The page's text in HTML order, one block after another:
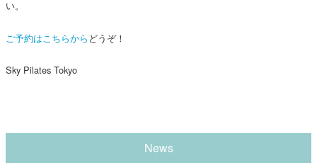
い。
ご予約はこちらから どうぞ！
Sky Pilates Tokyo
News